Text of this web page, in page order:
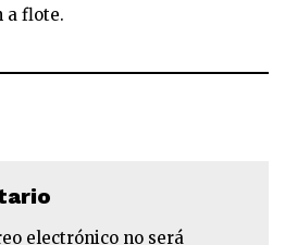
a flote.
electrónico no será